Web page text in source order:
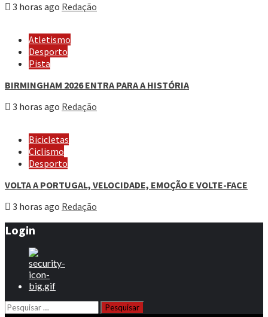
3 horas ago Redação
Atletismo
Desporto
Pista
BIRMINGHAM 2026 ENTRA PARA A HISTÓRIA
3 horas ago Redação
Bicicletas
Ciclismo
Desporto
VOLTA A PORTUGAL, VELOCIDADE, EMOÇÃO E VOLTE-FACE
3 horas ago Redação
Login
Pesquisar